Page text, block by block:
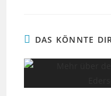
DAS KÖNNTE